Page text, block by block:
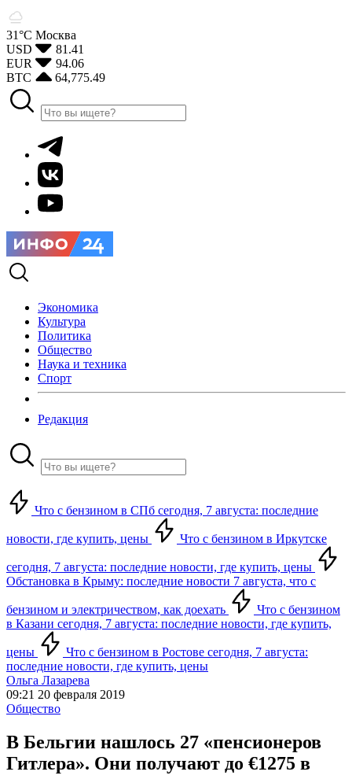
31°С Москва
USD
81.41
EUR
94.06
BTC
64,775.49
Экономика
Культура
Политика
Общество
Наука и техника
Спорт
Редакция
Что с бензином в СПб сегодня, 7 августа: последние
новости, где купить, цены Что с бензином в Иркутске
сегодня, 7 августа: последние новости, где купить, цены
Обстановка в Крыму: последние новости 7 августа, что с
бензином и электричеством, как доехать
Что с бензином
в Казани сегодня, 7 августа: последние новости, где купить,
цены
Что с бензином в Ростове сегодня, 7 августа:
последние новости, где купить, цены
Ольга Лазарева
09:21 20 февраля 2019
Общество
В Бельгии нашлось 27 «пенсионеров
Гитлера». Они получают до €1275 в